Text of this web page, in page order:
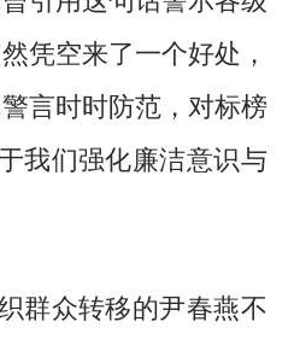
凭空来了一个好处，
言时时防范，对标榜
我们强化廉洁意识与
众转移的尹春燕不